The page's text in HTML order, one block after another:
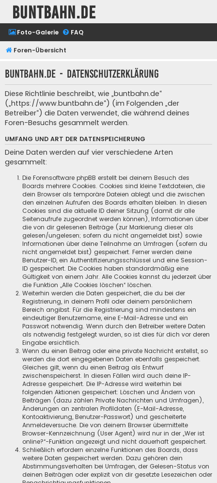
buntbahn.de
Foto-Galerie FAQ
Foren-Übersicht
buntbahn.de - Datenschutzerklärung
Diese Richtlinie beschreibt, wie „buntbahn.de“
(„https://www.buntbahn.de“) (im Folgenden „der
Betreiber“) die Daten verwendet, die während deines
Foren-Besuchs gesammelt werden.
UMFANG UND ART DER DATENSPEICHERUNG
Deine Daten werden auf vier verschiedene Arten
gesammelt:
Die Forensoftware phpBB erstellt bei deinem Besuch des
Boards mehrere Cookies. Cookies sind kleine Textdateien, die
dein Browser als temporäre Dateien ablegt und die zwischen
den einzelnen Aufrufen des Boards erhalten bleiben. In diesen
Cookies sind die aktuelle ID deiner Sitzung (damit dir alle
Seitenaufrufe zugeordnet werden können), Informationen über
die von dir gelesenen Beiträge (zur Markierung dieser als
gelesen/ungelesen; sofern du nicht angemeldet bist) sowie
Informationen über deine Teilnahme an Umfragen (sofern du
nicht angemeldet bist) gespeichert. Ferner werden deine
Benutzer-ID, ein Authentifizierungsschlüssel und eine Session-
ID gespeichert. Die Cookies haben standardmäßig eine
Gültigkeit von einem Jahr. Alle Cookies kannst du jederzeit über
die Funktion „Alle Cookies löschen“ löschen.
Weiterhin werden die Daten gespeichert, die du bei der
Registrierung, in deinem Profil oder deinem persönlichem
Bereich angibst. Für die Registrierung sind mindestens ein
eindeutiger Benutzername, eine E-Mail-Adresse und ein
Passwort notwendig. Wenn durch den Betreiber weitere Daten
als notwendig festgelegt wurden, so ist dies für dich vor deren
Eingabe ersichtlich.
Wenn du einen Beitrag oder eine private Nachricht erstellst, so
werden die dort eingegebenen Daten ebenfalls gespeichert.
Gleiches gilt, wenn du einen Beitrag als Entwurf
zwischenspeicherst. In diesen Fällen wird auch deine IP-
Adresse gespeichert. Die IP-Adresse wird weiterhin bei
folgenden Aktionen gespeichert: Löschen und Ändern von
Beiträgen (dazu zählen Private Nachrichten und Umfragen),
Änderungen an zentralen Profildaten (E-Mail-Adresse,
Kontoaktivierung, Benutzer-Passwort) und gescheiterte
Anmeldeversuche. Die von deinem Browser übermittelte
Browser-Kennzeichnung (User Agent) wird nur in der „Wer ist
online?“-Funktion angezeigt und nicht dauerhaft gespeichert.
Schließlich erfordern einzelne Funktionen des Boards, dass
weitere Daten gespeichert werden. Dazu gehören dein
Abstimmungsverhalten bei Umfragen, der Gelesen-Status von
deinen Beiträgen oder explizit von dir gesetzte Lesezeichen oder